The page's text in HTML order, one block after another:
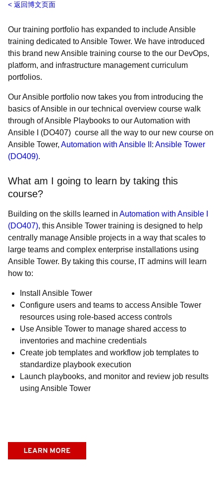
返回博文页面
Our training portfolio has expanded to include Ansible
training dedicated to Ansible Tower. We have introduced
this brand new Ansible training course to the our DevOps,
platform, and infrastructure management curriculum
portfolios.
Our Ansible portfolio now takes you from introducing the
basics of Ansible in our technical overview course walk
through of Ansible Playbooks to our Automation with
Ansible I (DO407) course all the way to our new course on
Ansible Tower, Automation with Ansible II: Ansible Tower
(DO409).
What am I going to learn by taking this
course?
Building on the skills learned in Automation with Ansible I
(DO407), this Ansible Tower training is designed to help
centrally manage Ansible projects in a way that scales to
large teams and complex enterprise installations using
Ansible Tower. By taking this course, IT admins will learn
how to:
Install Ansible Tower
Configure users and teams to access Ansible Tower
resources using role-based access controls
Use Ansible Tower to manage shared access to
inventories and machine credentials
Create job templates and workflow job templates to
standardize playbook execution
Launch playbooks, and monitor and review job results
using Ansible Tower